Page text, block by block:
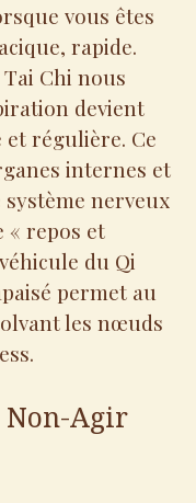
vous êtes
rapide.
Chi nous
devient
régulière. Ce
internes et
nerveux
« repos et
du Qi
permet au
les nœuds
Non-Agir